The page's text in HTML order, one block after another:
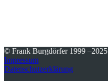
© Frank Burgdörfer 1999 –2025
Impressum
Datenschutzerklärung